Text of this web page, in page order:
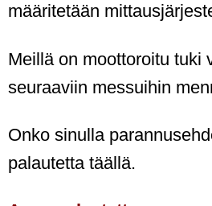
määritetään
Meillä on moottoroitu tuki
seuraaviin messuihin
Onko sinulla
palautetta täällä.